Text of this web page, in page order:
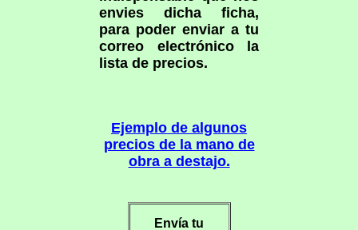
envies dicha ficha,
para poder enviar a tu
correo electrónico la
lista de precios.
Ejemplo de algunos
precios de la mano de
obra a destajo.
Envía tu